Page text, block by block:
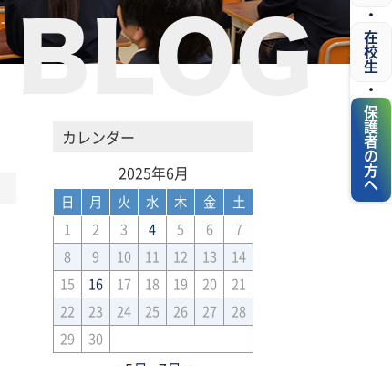
BLOG
カレンダー
2025年6月
日 月 火 水 木 金
土
1
2 3 4 5 6
7
8
9 10 11 12 13
14
15
16 17 18 19 20
21
22
23 24 25 26 27
28
29
30
・
在校生
・
保護者の方へ